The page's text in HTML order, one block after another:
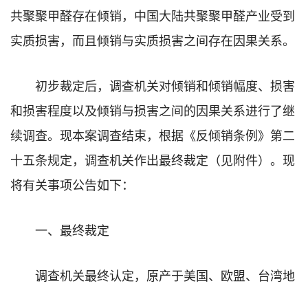
共聚聚甲醛存在倾销，中国大陆共聚聚甲醛产业受到
实质损害，而且倾销与实质损害之间存在因果关系。
初步裁定后，调查机关对倾销和倾销幅度、损害
和损害程度以及倾销与损害之间的因果关系进行了继
续调查。现本案调查结束，根据《反倾销条例》第二
十五条规定，调查机关作出最终裁定（见附件）。现
将有关事项公告如下：
一、最终裁定
调查机关最终认定，原产于美国、欧盟、台湾地